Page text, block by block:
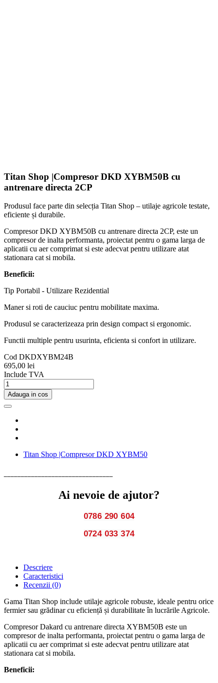
Titan Shop |Compresor DKD XYBM50B cu
antrenare directa 2CP
Produsul face parte din selecția Titan Shop – utilaje agricole testate,
eficiente și durabile.
Compresor DKD XYBM50B cu antrenare directa 2CP, este un
compresor de inalta performanta, proiectat pentru o gama larga de
aplicatii cu aer comprimat si este adecvat pentru utilizare atat
stationara cat si mobila.
Beneficii:
Tip Portabil - Utilizare Rezidential
Maner si roti de cauciuc pentru mobilitate maxima.
Produsul se caracterizeaza prin design compact si ergonomic.
Functii multiple pentru usurinta, eficienta si confort in utilizare.
Cod DKDXYBM24B
695,00 lei
Include TVA
Adauga in cos
Titan Shop |Compresor DKD XYBM50
Ai nevoie de ajutor?
0786 290 604
0724 033 374
Descriere
Caracteristici
Recenzii (0)
Gama Titan Shop include utilaje agricole robuste, ideale pentru orice
fermier sau grădinar cu eficiență și durabilitate în lucrările Agricole.
Compresor Dakard cu antrenare directa XYBM50B este un
compresor de inalta performanta, proiectat pentru o gama larga de
aplicatii cu aer comprimat si este adecvat pentru utilizare atat
stationara cat si mobila.
Beneficii: